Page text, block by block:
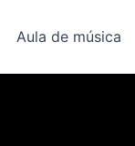
Aula de música